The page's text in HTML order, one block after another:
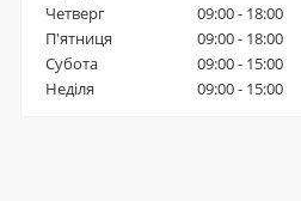
Четверг
09:00 - 18:00
П'ятниця
09:00 - 18:00
Субота
09:00 - 15:00
Неділя
09:00 - 15:00